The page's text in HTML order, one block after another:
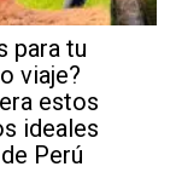
para tu
viaje?
estos
ideales
Perú